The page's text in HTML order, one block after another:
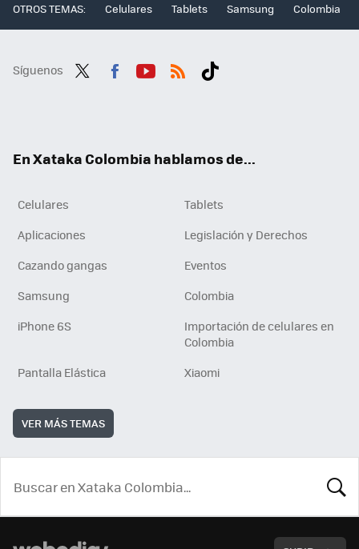
OTROS TEMAS: Celulares Tablets Samsung Colombia
Síguenos
En Xataka Colombia hablamos de...
Celulares
Tablets
Aplicaciones
Legislación y Derechos
Cazando gangas
Eventos
Samsung
Colombia
iPhone 6S
Importación de celulares en
Colombia
Pantalla Elástica
Xiaomi
VER MÁS TEMAS